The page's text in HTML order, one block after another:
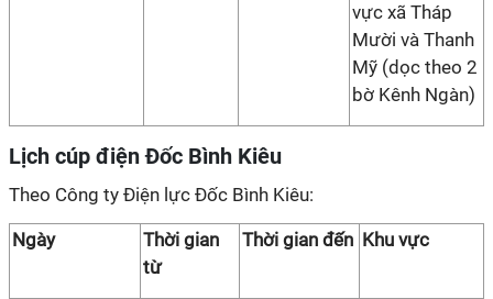
vực xã Tháp
Mười và Thanh
Mỹ (dọc theo 2
bờ Kênh Ngàn)
Lịch cúp điện Đốc Bình Kiêu
Theo Công ty Điện lực Đốc Bình Kiêu:
Ngày
Thời gian
từ
Thời gian đến Khu vực